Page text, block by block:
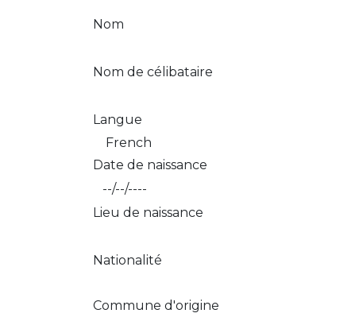
Nom
Nom de célibataire
Langue
Date de naissance
Lieu de naissance
Nationalité
Commune d'origine